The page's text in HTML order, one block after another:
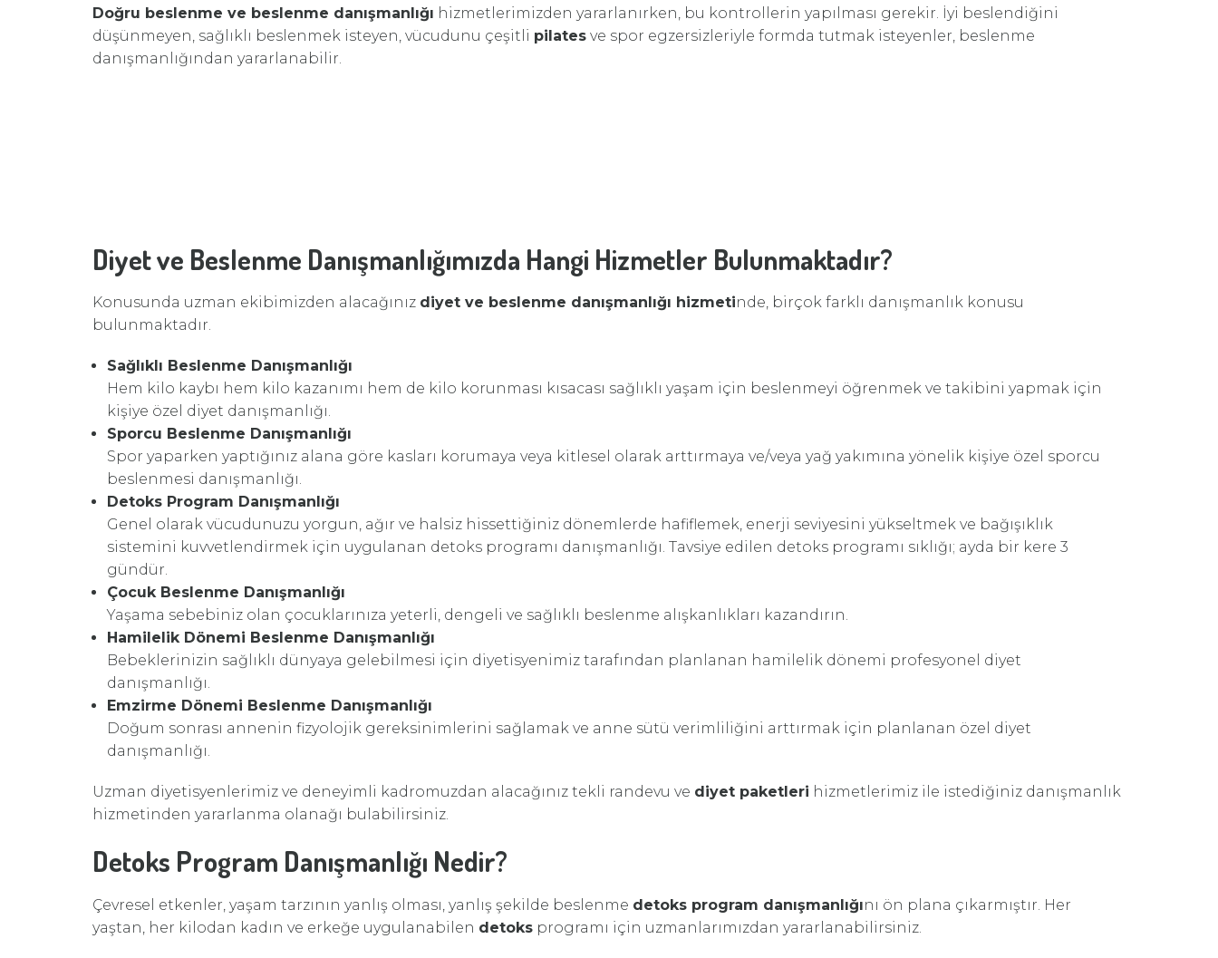
Doğru beslenme ve beslenme danışmanlığı hizmetlerimizden yararlanırken, bu kontrollerin yapılması gerekir. İyi beslendiğini
düşünmeyen, sağlıklı beslenmek isteyen, vücudunu çeşitli pilates ve spor egzersizleriyle formda tutmak isteyenler, beslenme
danışmanlığından yararlanabilir.
Diyet ve Beslenme Danışmanlığımızda Hangi Hizmetler Bulunmaktadır?
Konusunda uzman ekibimizden alacağınız diyet ve beslenme danışmanlığı hizmetinde, birçok farklı danışmanlık konusu
bulunmaktadır.
Sağlıklı Beslenme Danışmanlığı
Hem kilo kaybı hem kilo kazanımı hem de kilo korunması kısacası sağlıklı yaşam için beslenmeyi öğrenmek ve takibini yapmak için
kişiye özel diyet danışmanlığı.
Sporcu Beslenme Danışmanlığı
Spor yaparken yaptığınız alana göre kasları korumaya veya kitlesel olarak arttırmaya ve/veya yağ yakımına yönelik kişiye özel sporcu
beslenmesi danışmanlığı.
Detoks Program Danışmanlığı
Genel olarak vücudunuzu yorgun, ağır ve halsiz hissettiğiniz dönemlerde hafiflemek, enerji seviyesini yükseltmek ve bağışıklık
sistemini kuvvetlendirmek için uygulanan detoks programı danışmanlığı. Tavsiye edilen detoks programı sıklığı; ayda bir kere 3
gündür.
Çocuk Beslenme Danışmanlığı
Yaşama sebebiniz olan çocuklarınıza yeterli, dengeli ve sağlıklı beslenme alışkanlıkları kazandırın.
Hamilelik Dönemi Beslenme Danışmanlığı
Bebeklerinizin sağlıklı dünyaya gelebilmesi için diyetisyenimiz tarafından planlanan hamilelik dönemi profesyonel diyet
danışmanlığı.
Emzirme Dönemi Beslenme Danışmanlığı
Doğum sonrası annenin fizyolojik gereksinimlerini sağlamak ve anne sütü verimliliğini arttırmak için planlanan özel diyet
danışmanlığı.
Uzman diyetisyenlerimiz ve deneyimli kadromuzdan alacağınız tekli randevu ve diyet paketleri hizmetlerimiz ile istediğiniz danışmanlık
hizmetinden yararlanma olanağı bulabilirsiniz.
Detoks Program Danışmanlığı Nedir?
Çevresel etkenler, yaşam tarzının yanlış olması, yanlış şekilde beslenme detoks program danışmanlığını ön plana çıkarmıştır. Her
yaştan, her kilodan kadın ve erkeğe uygulanabilen detoks programı için uzmanlarımızdan yararlanabilirsiniz.